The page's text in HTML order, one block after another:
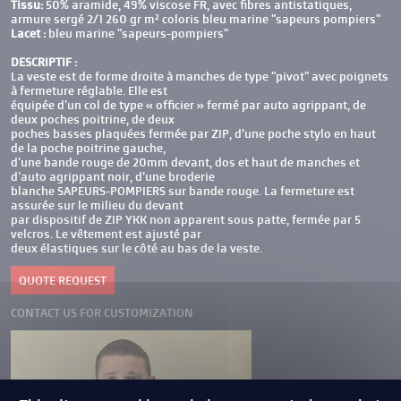
Tissu: 50% aramide, 49% viscose FR, avec fibres antistatiques,
armure sergé 2/1 260 gr m² coloris bleu marine "sapeurs pompiers"
Lacet : bleu marine "sapeurs-pompiers"
DESCRIPTIF :
La veste est de forme droite à manches de type "pivot" avec poignets
à fermeture réglable. Elle est
équipée d'un col de type « officier » fermé par auto agrippant, de
deux poches poitrine, de deux
poches basses plaquées fermée par ZIP, d’une poche stylo en haut
de la poche poitrine gauche,
d'une bande rouge de 20mm devant, dos et haut de manches et
d'auto agrippant noir, d’une broderie
blanche SAPEURS-POMPIERS sur bande rouge. La fermeture est
assurée sur le milieu du devant
par dispositif de ZIP YKK non apparent sous patte, fermée par 5
velcros. Le vêtement est ajusté par
deux élastiques sur le côté au bas de la veste.
QUOTE REQUEST
CONTACT US FOR CUSTOMIZATION